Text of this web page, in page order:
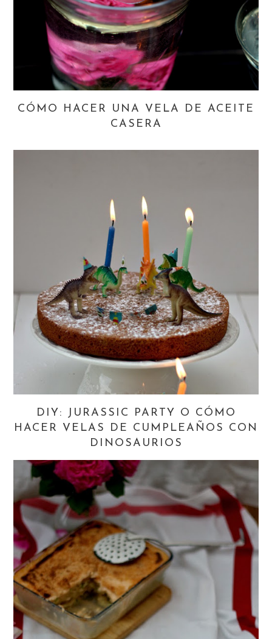
CÓMO HACER UNA VELA DE ACEITE
CASERA
DIY: JURASSIC PARTY O CÓMO
HACER VELAS DE CUMPLEAÑOS CON
DINOSAURIOS